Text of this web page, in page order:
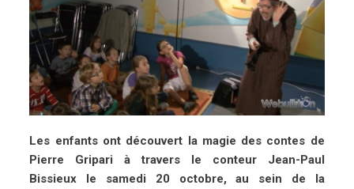
Les enfants ont découvert la magie des contes de
Pierre Gripari à travers le conteur Jean-Paul
Bissieux le samedi 20 octobre, au sein de la